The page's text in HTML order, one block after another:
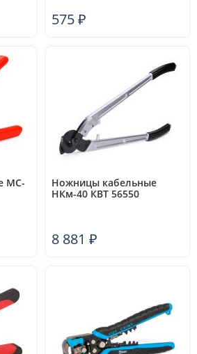
575₽
MC-
Ножницы кабельные
НКм-40 КВТ 56550
8 881 ₽